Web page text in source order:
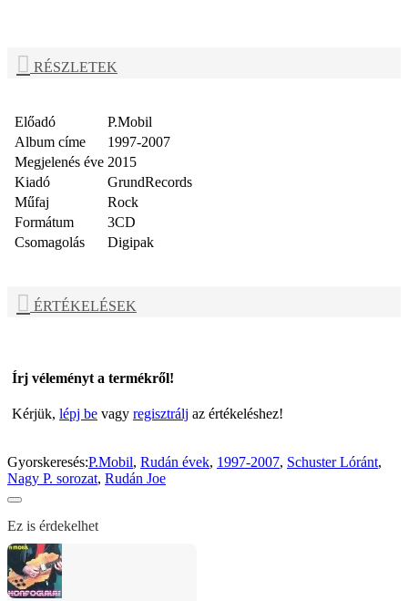
RÉSZLETEK
Előadó
P.Mobil
Album címe
1997-2007
Megjelenés éve 2015
Kiadó
GrundRecords
Műfaj
Rock
Formátum
3CD
Csomagolás
Digipak
ÉRTÉKELÉSEK
Írj véleményt a termékről!
Kérjük, lépj be vagy regisztrálj az értékeléshez!
Gyorskeresés:P.Mobil, Rudán évek, 1997-2007, Schuster Lóránt,
Nagy P. sorozat, Rudán Joe
Ez is érdekelhet